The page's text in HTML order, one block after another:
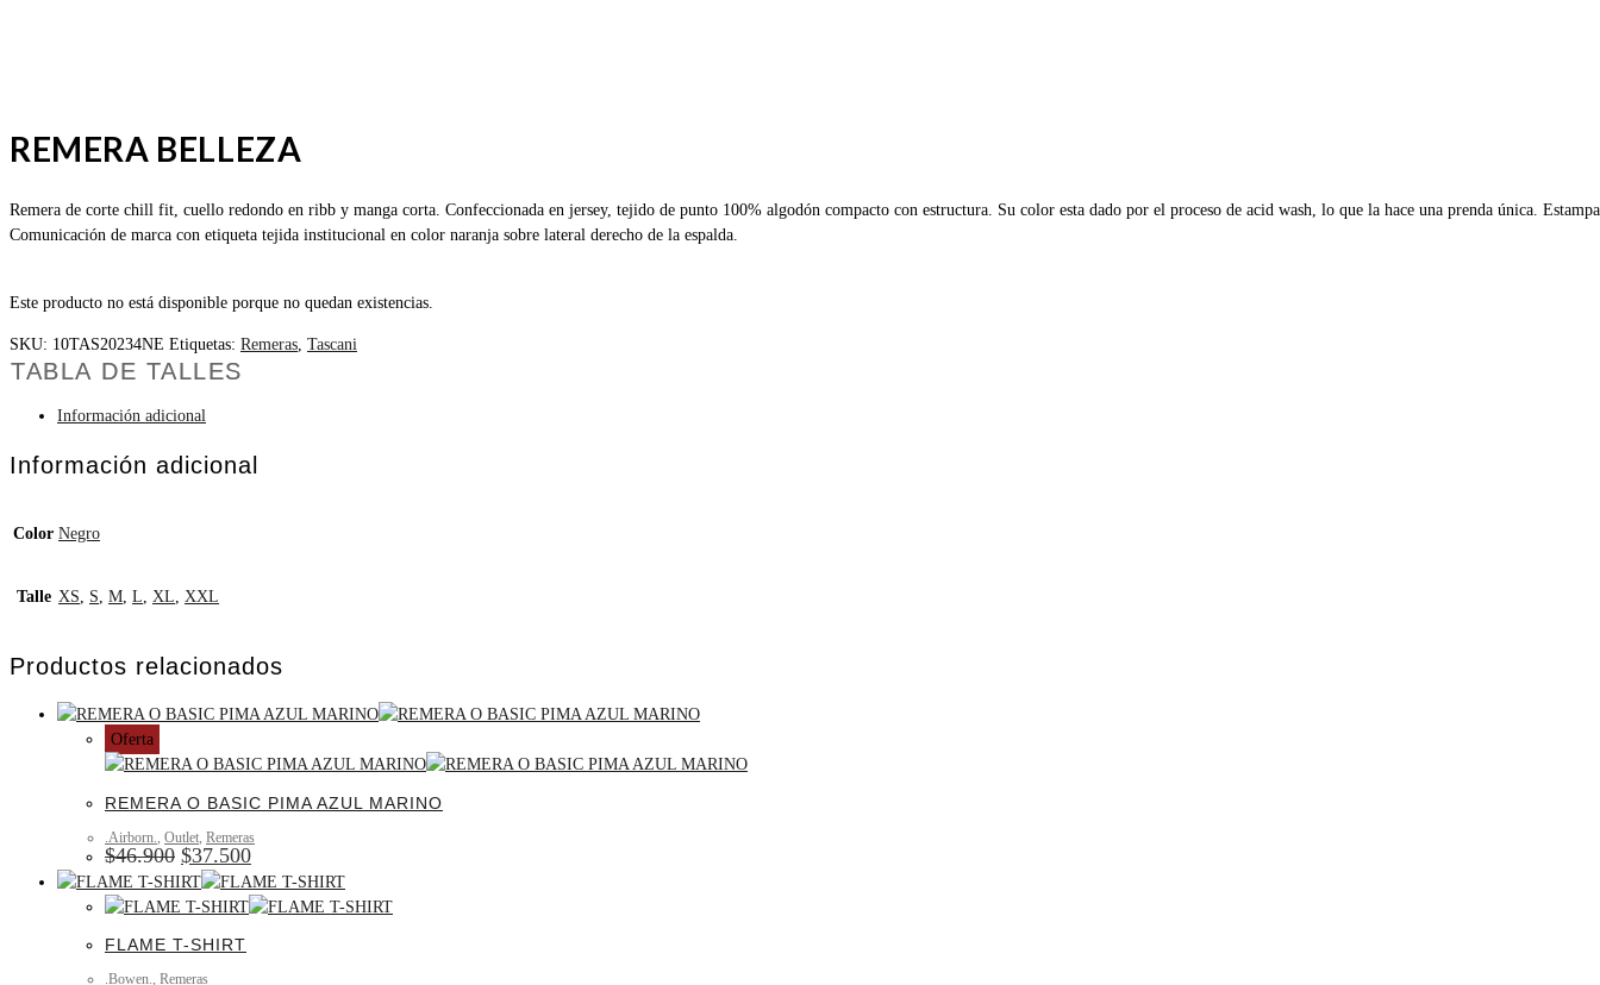
REMERA BELLEZA
Remera de corte chill fit, cuello redondo en ribb y manga corta. Confeccionada en jersey, tejido de punto 100% algodón compacto con estructura. Su color esta dado por el proceso de acid wash, lo que la hace una prenda única.
Comunicación de marca con etiqueta tejida institucional en color naranja sobre lateral derecho de la espalda.
Este producto no está disponible porque no quedan existencias.
SKU: 10TAS20234NE Etiquetas: Remeras, Tascani
TABLA DE TALLES
Información adicional
Información adicional
Color Negro
Talle XS, S, M, L, XL, XXL
Productos relacionados
Oferta
REMERA O BASIC PIMA AZUL MARINO
.Airborn. Outlet Remeras
$46.900 $37.500
FLAME T-SHIRT
.Bowen., Remeras